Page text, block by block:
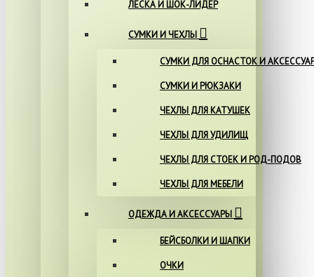
ЛЕСКА И ШОК-ЛИДЕР
СУМКИ И ЧЕХЛЫ
СУМКИ ДЛЯ ОСНАСТОК И
СУМКИ И РЮКЗАКИ
ЧЕХЛЫ ДЛЯ КАТУШЕК
ЧЕХЛЫ ДЛЯ УДИЛИЩ
ЧЕХЛЫ ДЛЯ СТОЕК И РОД-ПОДОВ
ЧЕХЛЫ ДЛЯ МЕБЕЛИ
ОДЕЖДА И АКСЕССУАРЫ
БЕЙСБОЛКИ И ШАПКИ
ОЧКИ